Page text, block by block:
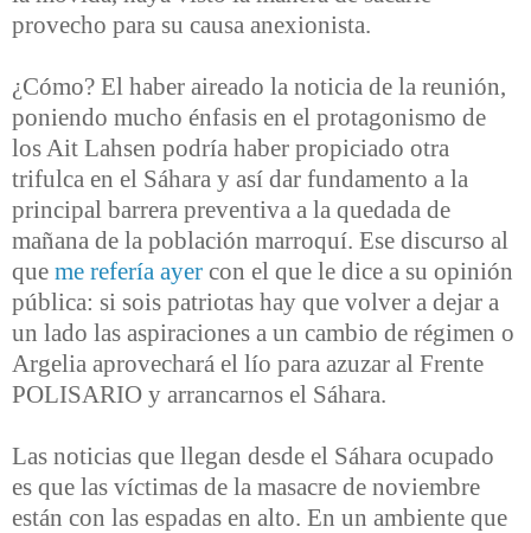
provecho para su causa anexionista.
¿Cómo? El haber aireado la noticia de la reunión,
poniendo mucho énfasis en el protagonismo de
los Ait Lahsen podría haber propiciado otra
trifulca en el Sáhara y así dar fundamento a la
principal barrera preventiva a la quedada de
mañana de la población marroquí. Ese discurso al
que me refería ayer con el que le dice a su opinión
pública: si sois patriotas hay que volver a dejar a
un lado las aspiraciones a un cambio de régimen o
Argelia aprovechará el lío para azuzar al Frente
POLISARIO y arrancarnos el Sáhara.
Las noticias que llegan desde el Sáhara ocupado
es que las víctimas de la masacre de noviembre
están con las espadas en alto. En un ambiente que